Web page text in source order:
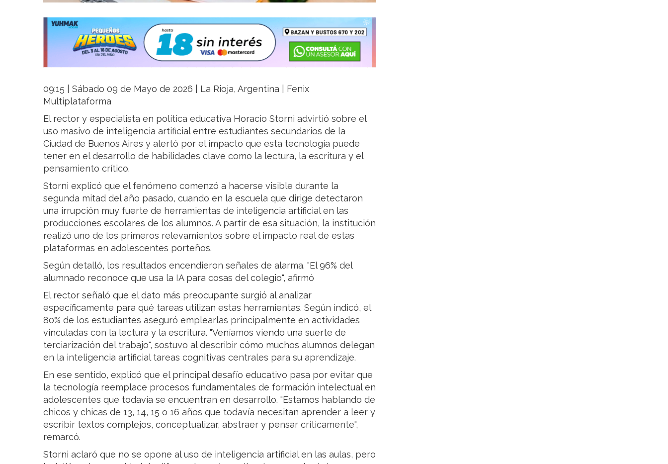
09:15 | Sábado 09 de Mayo de 2026 | La Rioja, Argentina | Fenix
Multiplataforma
El rector y especialista en política educativa Horacio Storni advirtió sobre el
uso masivo de inteligencia artificial entre estudiantes secundarios de la
Ciudad de Buenos Aires y alertó por el impacto que esta tecnología puede
tener en el desarrollo de habilidades clave como la lectura, la escritura y el
pensamiento crítico.
Storni explicó que el fenómeno comenzó a hacerse visible durante la
segunda mitad del año pasado, cuando en la escuela que dirige detectaron
una irrupción muy fuerte de herramientas de inteligencia artificial en las
producciones escolares de los alumnos. A partir de esa situación, la institución
realizó uno de los primeros relevamientos sobre el impacto real de estas
plataformas en adolescentes porteños.
Según detalló, los resultados encendieron señales de alarma. "El 96% del
alumnado reconoce que usa la IA para cosas del colegio", afirmó
El rector señaló que el dato más preocupante surgió al analizar
específicamente para qué tareas utilizan estas herramientas. Según indicó, el
80% de los estudiantes aseguró emplearlas principalmente en actividades
vinculadas con la lectura y la escritura. "Veníamos viendo una suerte de
terciarización del trabajo", sostuvo al describir cómo muchos alumnos delegan
en la inteligencia artificial tareas cognitivas centrales para su aprendizaje.
En ese sentido, explicó que el principal desafío educativo pasa por evitar que
la tecnología reemplace procesos fundamentales de formación intelectual en
adolescentes que todavía se encuentran en desarrollo. "Estamos hablando de
chicos y chicas de 13, 14, 15 o 16 años que todavía necesitan aprender a leer y
escribir textos complejos, conceptualizar, abstraer y pensar críticamente",
remarcó.
Storni aclaró que no se opone al uso de inteligencia artificial en las aulas, pero